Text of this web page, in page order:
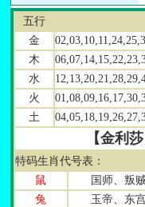
五行
金
木
水
火
土
【金利莎
特码生肖代号表：
鼠
国师、叛
兔
玉帝、东